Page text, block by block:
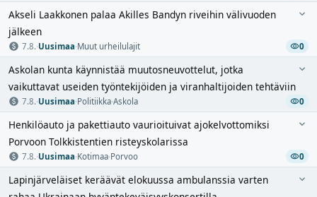
Akseli Laakkonen palaa Akilles Bandyn riveihin välivuoden
jälkeen
7.8.·Uusimaa·Muut urheilulajit 0
Askolan kunta käynnistää muutosneuvottelut, jotka
vaikuttavat useiden työntekijöiden ja viranhaltijoiden tehtäviin
7.8.·Uusimaa·Politiikka·Askola 0
Henkilöauto ja pakettiauto vaurioituivat ajokelvottomiksi
Porvoon Tolkkistentien risteyskolarissa
7.8.·Uusimaa·Kotimaa·Porvoo 0
Lapinjärveläiset keräävät elokuussa ambulanssia varten